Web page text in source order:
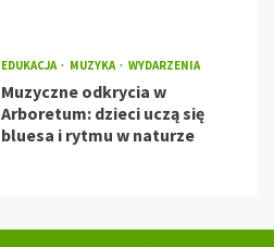
EDUKACJA MUZYKA WYDARZENIA
Muzyczne odkrycia w
Arboretum: dzieci uczą się
bluesa i rytmu w naturze